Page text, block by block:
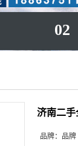
02
济南二
品牌： 品牌